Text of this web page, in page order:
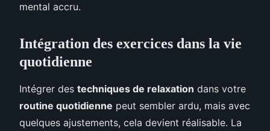
mental accru.
Intégration des exercices dans la vie
quotidienne
Intégrer des techniques de relaxation dans votre
routine quotidienne peut sembler ardu, mais avec
quelques ajustements, cela devient réalisable. La